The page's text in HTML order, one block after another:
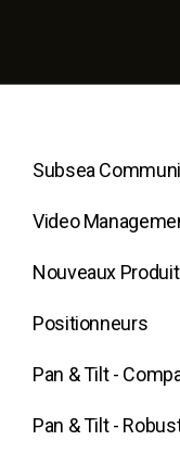
Subsea
Video
Nouveaux
Positionneurs
Pan & Tilt -
Pan & Tilt -